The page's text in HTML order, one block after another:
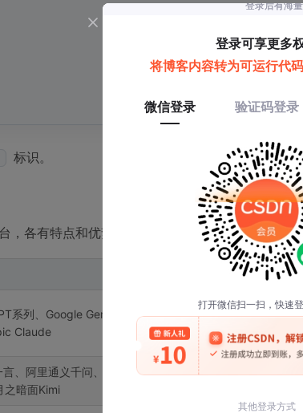
标识。
，各有特点和优势。在杭州的体验活动中，我们主
系列、Google Gemin
Claude
模型能力强，生态完善，文档齐
全。通常需要国际网络环境及付
费。
、阿里通义千问、智
之暗面Kimi
中文优化好，符合国内合规要求